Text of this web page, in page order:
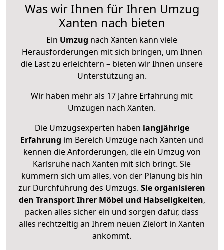
Was wir Ihnen für Ihren Umzug
Xanten nach bieten
Ein Umzug nach Xanten kann viele
Herausforderungen mit sich bringen, um Ihnen
die Last zu erleichtern – bieten wir Ihnen unsere
Unterstützung an.
Wir haben mehr als 17 Jahre Erfahrung mit
Umzügen nach Xanten.
Die Umzugsexperten haben langjährige
Erfahrung im Bereich Umzüge nach Xanten und
kennen die Anforderungen, die ein Umzug von
Karlsruhe nach Xanten mit sich bringt. Sie
kümmern sich um alles, von der Planung bis hin
zur Durchführung des Umzugs. Sie organisieren
den Transport Ihrer Möbel und Habseligkeiten,
packen alles sicher ein und sorgen dafür, dass
alles rechtzeitig an Ihrem neuen Zielort in Xanten
ankommt.